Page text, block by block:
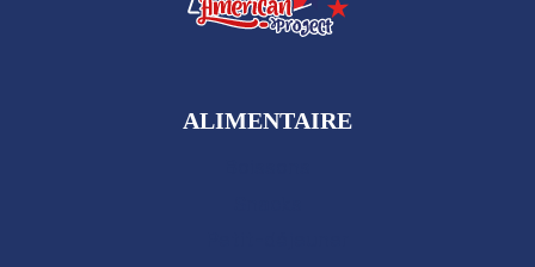
ALIMENTAIRE